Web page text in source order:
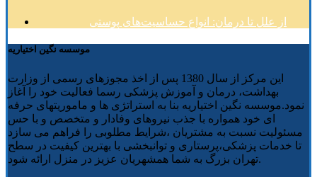
از علل تا درمان: انواع حساسیت‌های پوستی
موسسه نگین اختیاریه
این مرکز از سال 1380 پس از اخذ مجوزهای رسمی از وزارت
بهداشت، درمان و آموزش پزشکی رسما فعالیت خود را آغاز
نمود.موسسه نگین اختیاریه بنا به استراتژی ها و ماموریتهای حرفه
ای خود همواره با جذب نیروهای وفادار و متخصص و با حس
مسئولیت نسبت به مشتریان ،شرایط مطلوبی را فراهم می سازد
تا خدمات پزشکی،پرستاری و توانبخشی با بهترین کیفیت در سطح
تهران بزرگ به شما همشهریان عزیز در منزل ارائه شود.